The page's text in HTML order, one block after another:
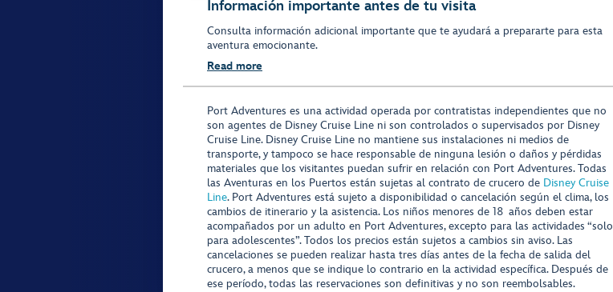
Información importante antes de tu visita
Consulta información adicional importante que te ayudará a prepararte para esta
aventura emocionante.
Read more
Port Adventures es una actividad operada por contratistas independientes que no
son agentes de Disney Cruise Line ni son controlados o supervisados por Disney
Cruise Line. Disney Cruise Line no mantiene sus instalaciones ni medios de
transporte, y tampoco se hace responsable de ninguna lesión o daños y pérdidas
materiales que los visitantes puedan sufrir en relación con Port Adventures. Todas
las Aventuras en los Puertos están sujetas al contrato de crucero de Disney Cruise
Line. Port Adventures está sujeto a disponibilidad o cancelación según el clima, los
cambios de itinerario y la asistencia. Los niños menores de 18 años deben estar
acompañados por un adulto en Port Adventures, excepto para las actividades “solo
para adolescentes”. Todos los precios están sujetos a cambios sin aviso. Las
cancelaciones se pueden realizar hasta tres días antes de la fecha de salida del
crucero, a menos que se indique lo contrario en la actividad específica. Después de
ese período, todas las reservaciones son definitivas y no son reembolsables.